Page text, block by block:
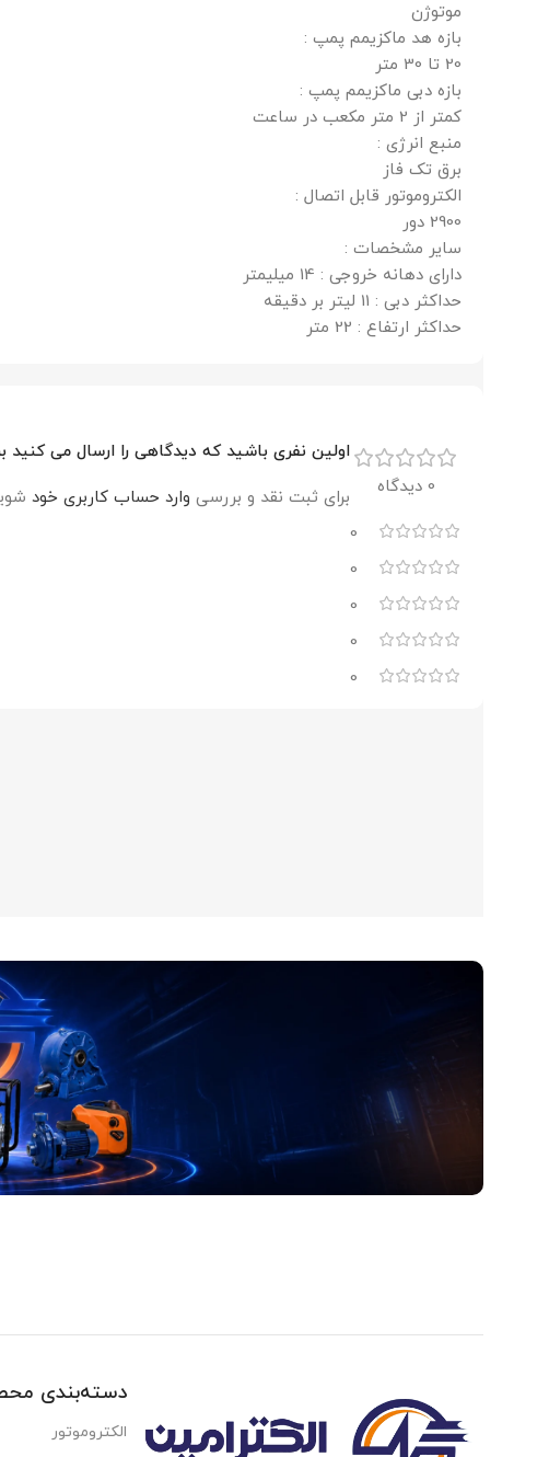
موتوژن
بازه هد ماکزیمم پمپ :
20 تا 30 متر
بازه دبی ماکزیمم پمپ :
کمتر از 2 متر مکعب در ساعت
منبع انرژی :
برق تک فاز
الکتروموتور قابل اتصال :
2900 دور
سایر مشخصات :
دارای دهانه خروجی : 14 میلیمتر
حداکثر دبی : 11 لیتر بر دقیقه
حداکثر ارتفاع : 22 متر
0 دیدگاه
0
0
0
0
0
اولین نفری باشید که دیدگاهی را ارسال می کنید
برای ثبت نقد و بررسی وارد حساب کاربری خود
Read more
دسته‌بندی
الکتروموتور